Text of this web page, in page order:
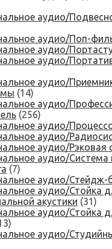
аудио/
аудио/Поп-
аудио/
аудио/
аудио/
(14)
аудио/
(256)
аудио/
аудио/
аудио/Рэковая
аудио/Система
(7)
аудио/Стейдж-
аудио/Стойка
акустики (31)
аудио/Стойка
аудио/